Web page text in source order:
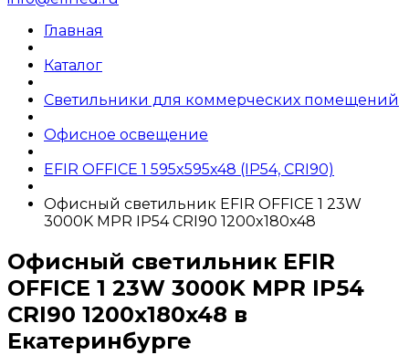
Главная
Каталог
Светильники для коммерческих помещений
Офисное освещение
EFIR OFFICE 1 595x595x48 (IP54, CRI90)
Офисный светильник EFIR OFFICE 1 23W
3000K MPR IP54 CRI90 1200x180x48
Офисный светильник EFIR
OFFICE 1 23W 3000K MPR IP54
CRI90 1200x180x48 в
Екатеринбурге